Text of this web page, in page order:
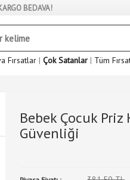
BEDAVA!
Fırsatlar | Çok Satanlar | Tüm
Bebek Çocuk Priz
Güvenliği